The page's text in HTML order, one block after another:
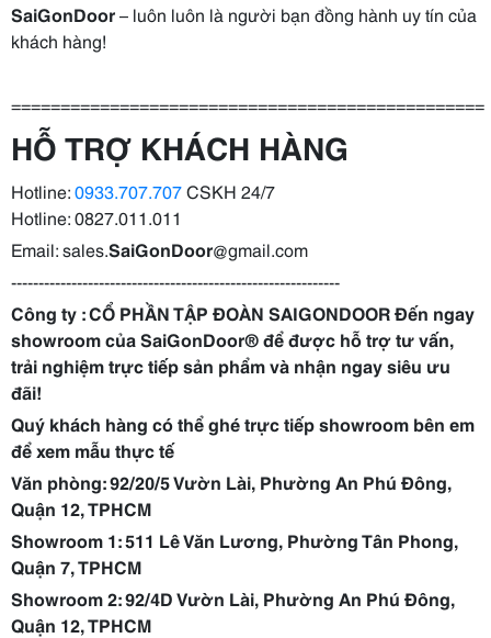
SaiGonDoor– luôn luôn là người bạn đồng hành uy tín của
khách hàng!
================================================
HỖ TRỢ KHÁCH HÀNG
Hotline:0933.707.707CSKH 24/7
Hotline: 0827.011.011
Email: sales.SaiGonDoor@gmail.com
------------------------------------------------------------
Công ty : CỔ PHẦN TẬP ĐOÀN SAIGONDOOR Đến ngay
showroom củaSaiGonDoor® để được hỗ trợ tư vấn,
trải nghiệm trực tiếp sản phẩm và nhận ngay siêu ưu
đãi!
Quý khách hàng có thể ghé trực tiếp showroom bên em
để xem mẫu thực tế
Văn phòng: 92/20/5 Vườn Lài, Phường An Phú Đông,
Quận 12, TPHCM
Showroom 1: 511 Lê Văn Lương, Phường Tân Phong,
Quận 7, TPHCM
Showroom 2: 92/4D Vườn Lài, Phường An Phú Đông,
Quận 12, TPHCM